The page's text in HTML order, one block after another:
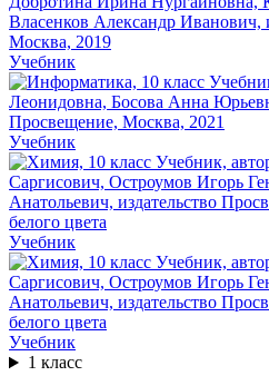
Учебник
Учебник
Учебник
Учебник
1 класс